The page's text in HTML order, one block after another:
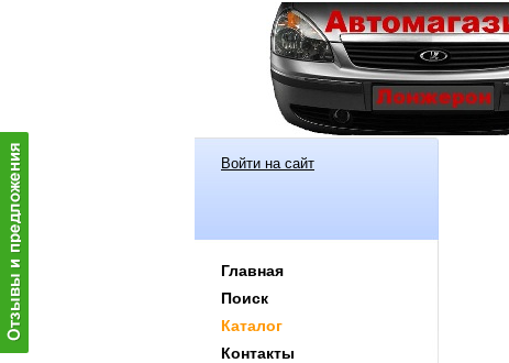
Войти на сайт
Главная
Поиск
Каталог
Контакты